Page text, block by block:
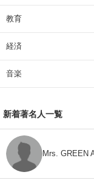
教育
経済
音楽
新着著名人一覧
Mrs. GREEN